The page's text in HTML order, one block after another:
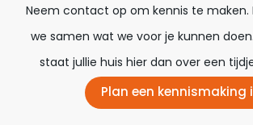
Neem contact op om kennis te maken.
we samen wat we voor je kunnen
staat jullie huis hier dan over een
Plan een kennismaking